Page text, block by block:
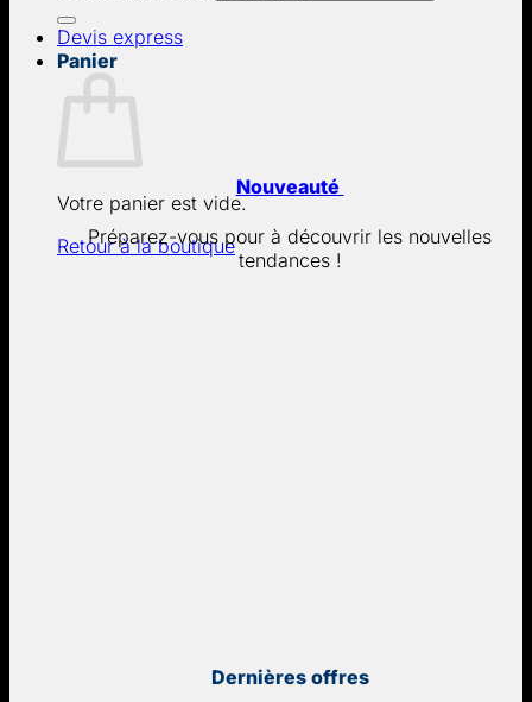
Devis express
Panier
Votre panier est vide.
Retour à la boutique
Nouveauté
Préparez-vous pour à découvrir les nouvelles
tendances !
Dernières offres